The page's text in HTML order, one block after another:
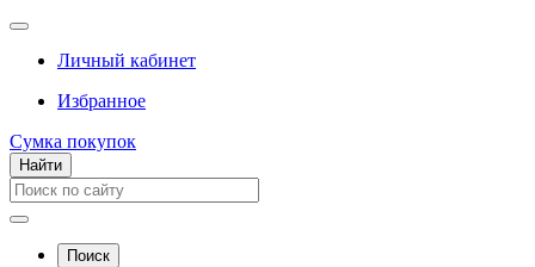
Личный кабинет
Избранное
Сумка покупок
Найти
Поиск